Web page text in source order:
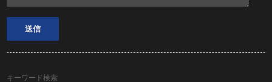
キーワード検索